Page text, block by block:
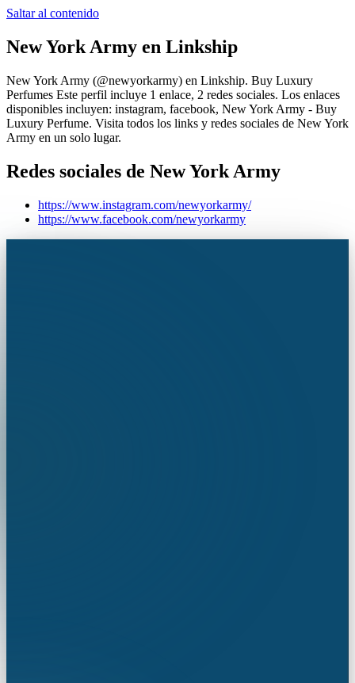
Saltar al contenido
New York Army en Linkship
New York Army (@newyorkarmy) en Linkship. Buy Luxury
Perfumes Este perfil incluye 1 enlace, 2 redes sociales. Los enlaces
disponibles incluyen: instagram, facebook, New York Army - Buy
Luxury Perfume. Visita todos los links y redes sociales de New York
Army en un solo lugar.
Redes sociales de New York Army
https://www.instagram.com/newyorkarmy/
https://www.facebook.com/newyorkarmy